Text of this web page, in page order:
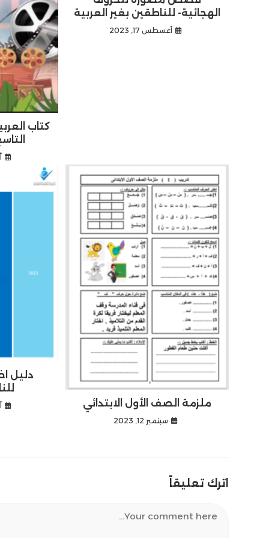
كتاب
الهجائية- للناطقين بغير العربية
أغسطس 17, 2023
دليل
ملزمة الصف الأول الابتدائي
سبتمبر 12, 2023
اترك تعليقاً